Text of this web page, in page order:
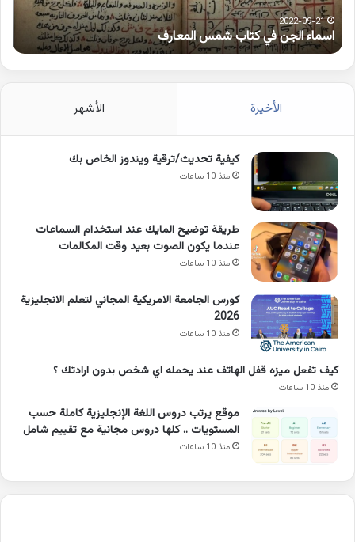
2022-09-21
اسماء الجن في كتاب شمس المعارف
الأخيرة الأشهر
كيفية تحديث/ترقية ويندوز الخاص بك
منذ 10 ساعات
طريقة توضيح المايك عند استخدام السماعات
عندما يكون الصوت بعيد وقت المكالمات
منذ 10 ساعات
كورس الجامعة الامريكية المجاني لتعلم الانجليزية
2026
منذ 10 ساعات
كيف تفعل ميزه قفل الهاتف عند يحمله اي شخص بدون ارادتك ؟
منذ 10 ساعات
موقع يرتب دروس اللغة الإنجليزية كاملة حسب
المستويات .. كلها دروس مجانية مع تقييم شامل
منذ 10 ساعات